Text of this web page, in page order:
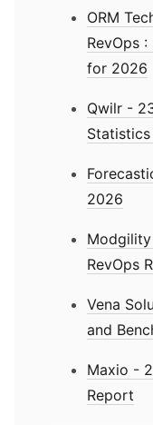
ORM
RevOps
for 2026
Qwilr -
2026
RevOps
Vena
and
Maxio -
Report